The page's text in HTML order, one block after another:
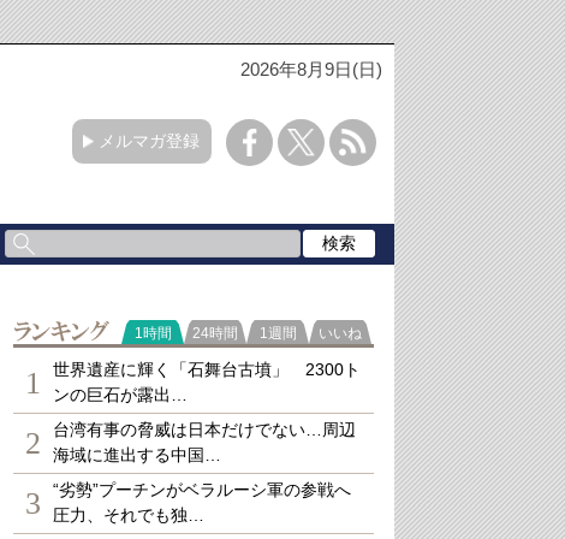
2026年8月9日(日)
メルマガ登録
ランキング
1時間 24時間 1週間 いいね
1
世界遺産に輝く「石舞台古墳」 2300ト
ンの巨石が露出…
2
台湾有事の脅威は日本だけでない…周辺
海域に進出する中国…
3
“劣勢”プーチンがベラルーシ軍の参戦へ
圧力、それでも独…